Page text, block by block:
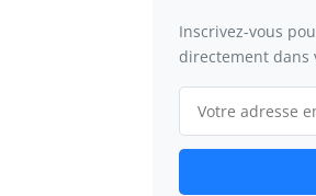
Inscrivez-vous
directement dans